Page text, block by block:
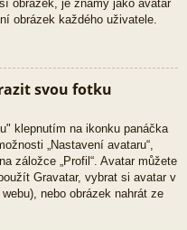
obrázek, je známý jako avatar
obrázek každého uživatele.
svou fotku
klepnutím na ikonku panáčka
„Nastavení avataru“,
záložce „Profil“. Avatar můžete
Gravatar, vybrat si avatar v
nebo obrázek nahrát ze